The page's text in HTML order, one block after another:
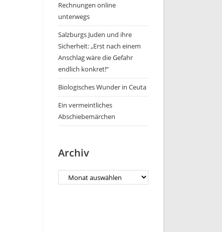
Rechnungen online
unterwegs
Salzburgs Juden und ihre
Sicherheit: „Erst nach einem
Anschlag wäre die Gefahr
endlich konkret!“
Biologisches Wunder in Ceuta
Ein vermeintliches
Abschiebemärchen
Archiv
Archiv